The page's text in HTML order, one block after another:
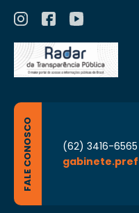
FALE CONOSCO
(62) 3416-6565